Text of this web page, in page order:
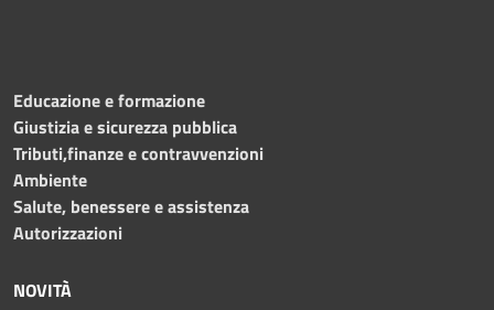
Educazione e formazione
Giustizia e sicurezza pubblica
Tributi,finanze e contravvenzioni
Ambiente
Salute, benessere e assistenza
Autorizzazioni
NOVITÀ